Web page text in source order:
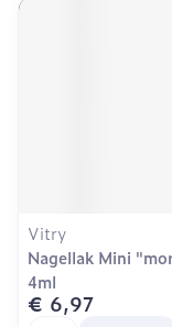
Vitry
Nagellak Mini
4ml
€ 6,97